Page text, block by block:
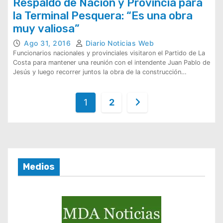
la Terminal Pesquera: “Es una obra
muy valiosa”
Ago 31, 2016 Diario Noticias Web
Funcionarios nacionales y provinciales visitaron el Partido de La
Costa para mantener una reunión con el intendente Juan Pablo de
Jesús y luego recorrer juntos la obra de la construcción…
a
a
i
ó
1 2
Medios